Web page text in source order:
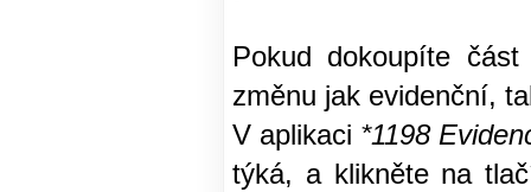
Pokud dokoupíte
změnu jak evidenční,
V aplikaci *1198
týká, a klikněte na